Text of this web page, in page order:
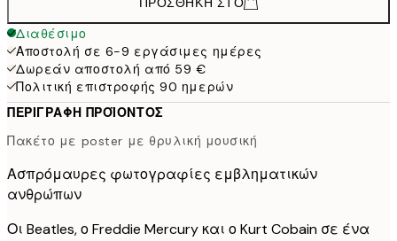
Διαθέσιμο
Αποστολή σε 6-9 εργάσιμες ημέρες
Δωρεάν αποστολή από 59 €
Πολιτική επιστροφής 90 ημερών
ΠΕΡΙΓΡΑΦΉ ΠΡΟΪΌΝΤΟΣ
Πακέτο με poster με θρυλική μουσική
Ασπρόμαυρες φωτογραφίες εμβληματικών
ανθρώπων
Οι Beatles, ο Freddie Mercury και ο Kurt Cobain σε ένα